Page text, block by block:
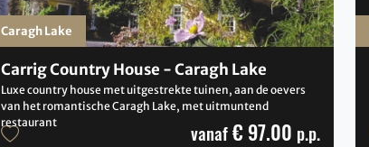
Carrig Country House - Caragh Lake
Luxe country house met uitgestrekte tuinen, aan de oevers
van het romantische Caragh Lake, met uitmuntend
restaurant
vanaf€ 97.00 p.p.
Caragh Lake